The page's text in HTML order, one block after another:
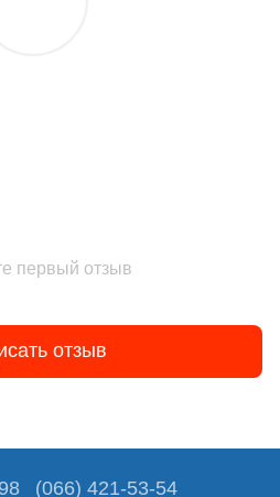
первый отзыв
отзыв
(066) 421-53-54